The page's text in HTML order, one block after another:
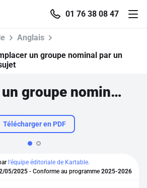
01 76 38 08 47
Anglais
un groupe nominal par un
Remplacer un groupe nominal par un pronom personnel sujet
Télécharger en PDF
l'équipe éditoriale de Kartable.
05/2025 - Conforme au programme 2025-2026